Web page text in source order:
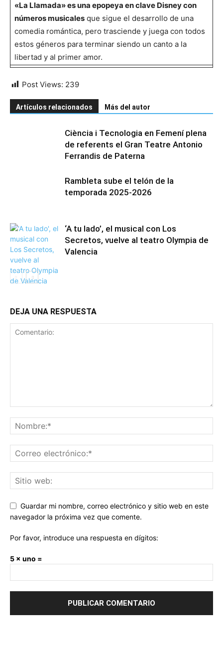
«La Llamada» es una epopeya en clave Disney con
números musicales que sigue el desarrollo de una
comedia romántica, pero trasciende y juega con todos
estos géneros para terminar siendo un canto a la
libertad y al primer amor.
Post Views: 239
Artículos relacionados Más del autor
Ciència i Tecnologia en Femení plena
de referents el Gran Teatre Antonio
Ferrandis de Paterna
Rambleta sube el telón de la
temporada 2025-2026
‘A tu lado’, el musical con Los
Secretos, vuelve al teatro Olympia de
Valencia
DEJA UNA RESPUESTA
Guardar mi nombre, correo electrónico y sitio web en este
navegador la próxima vez que comente.
Por favor, introduce una respuesta en dígitos:
5 × uno =